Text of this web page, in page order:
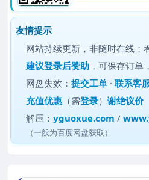
友情提示
网站持续更新，非随时在线；
建议登录后赞助 ，可保存订单
网盘失效：提交工单 ·联系客
充值优惠 （需登录）谢绝议价
解压：yguoxue.com /
（一般为百度网盘获取）